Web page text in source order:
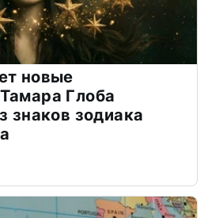
новые
Глоба
знаков зодиака